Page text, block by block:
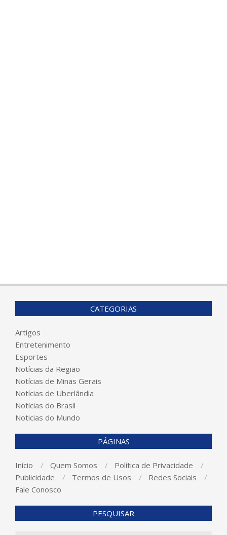
CATEGORIAS
Artigos
Entretenimento
Esportes
Notícias da Região
Notícias de Minas Gerais
Notícias de Uberlândia
Notícias do Brasil
Noticias do Mundo
PÁGINAS
Início Quem Somos
Política de Privacidade
Publicidade
Termos de Usos
Redes Sociais
Fale Conosco
PESQUISAR